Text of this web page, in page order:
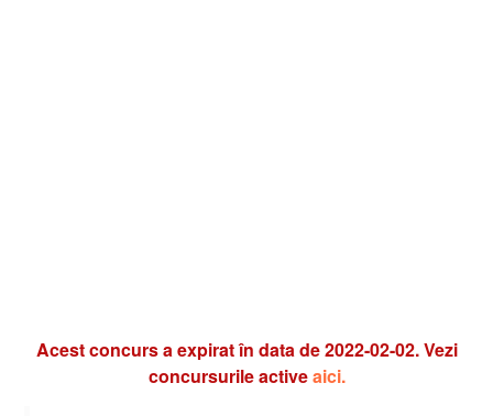
Acest concurs a expirat în data de 2022-02-02. Vezi
concursurile activeaici.